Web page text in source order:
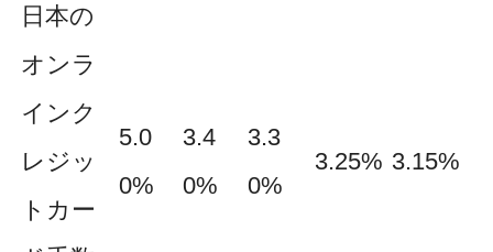
日本の
オンラ
インク
レジッ
トカー
5.0
0%
3.4
0%
3.3
0%
3.25% 3.15%